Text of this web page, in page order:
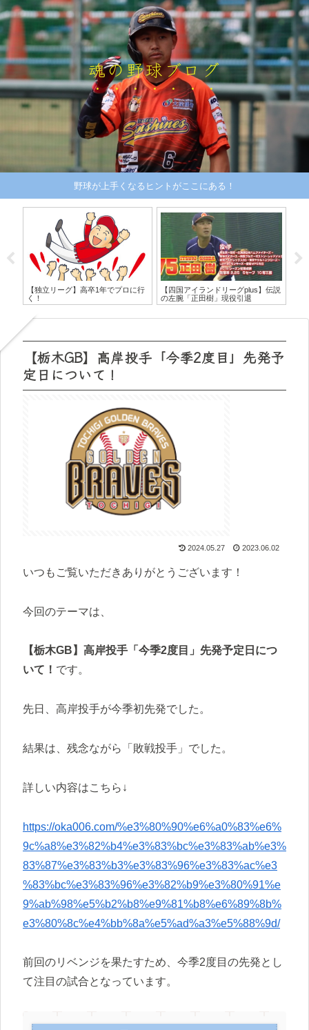
魂の野球ブログ
野球が上手くなるヒントがここにある！
【独立リーグ】高卒1年でプロに行
く！
【四国アイランドリーグplus】伝説
の左腕「正田樹」現役引退
【栃木GB】高岸投手「今季2度目」先発予
定日について！
2024.05.27 2023.06.02
いつもご覧いただきありがとうございます！
今回のテーマは、
【栃木GB】高岸投手「今季2度目」先発予定日につ
いて！ です。
先日、高岸投手が今季初先発でした。
結果は、残念ながら「敗戦投手」でした。
詳しい内容はこちら↓
https://oka006.com/%e3%80%90%e6%a0%83%e6%
9c%a8%e3%82%b4%e3%83%bc%e3%83%ab%e3%
83%87%e3%83%b3%e3%83%96%e3%83%ac%e3
%83%bc%e3%83%96%e3%82%b9%e3%80%91%e
9%ab%98%e5%b2%b8%e9%81%b8%e6%89%8b%
e3%80%8c%e4%bb%8a%e5%ad%a3%e5%88%9d/
前回のリベンジを果たすため、今季2度目の先発とし
て注目の試合となっています。